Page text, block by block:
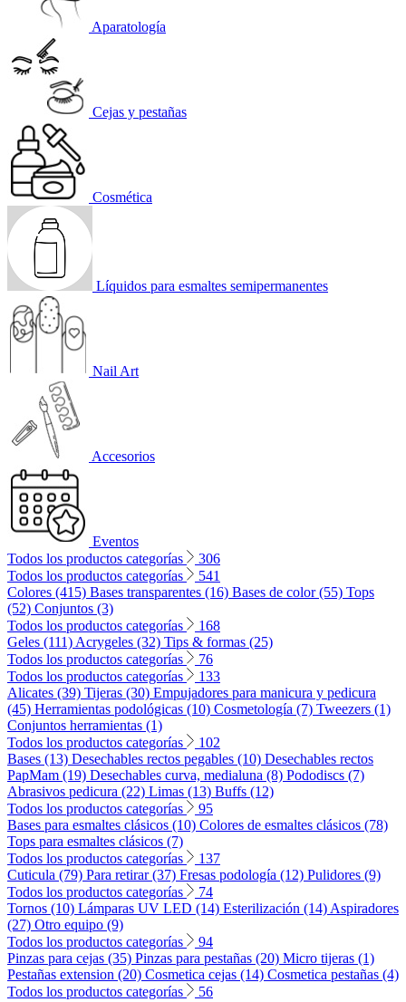
Aparatología
Cejas y pestañas
Cosmética
Líquidos para esmaltes semipermanentes
Nail Art
Accesorios
Eventos
Todos los productos categorías
306
Todos los productos categorías
541
Colores (415) Bases transparentes (16) Bases de color (55) Tops
(52) Conjuntos (3)
Todos los productos categorías
168
Geles (111) Acrygeles (32) Tips & formas (25)
Todos los productos categorías
76
Todos los productos categorías
133
Alicates (39) Tijeras (30) Empujadores para manicura y pedicura
(45) Herramientas podológicas (10) Cosmetología (7) Tweezers (1)
Conjuntos herramientas (1)
Todos los productos categorías
102
Bases (13) Desechables rectos pegables (10) Desechables rectos
PapMam (19) Desechables curva, medialuna (8) Pododiscs (7)
Abrasivos pedicura (22) Limas (13) Buffs (12)
Todos los productos categorías
95
Bases para esmaltes clásicos (10) Colores de esmaltes clásicos (78)
Tops para esmaltes clásicos (7)
Todos los productos categorías
137
Cuticula (79) Para retirar (37) Fresas podología (12) Pulidores (9)
Todos los productos categorías
74
Tornos (10) Lámparas UV LED (14) Esterilización (14) Aspiradores
(27) Otro equipo (9)
Todos los productos categorías
94
Pinzas para cejas (35) Pinzas para pestañas (20) Micro tijeras (1)
Pestañas extension (20) Cosmetica cejas (14) Cosmetica pestañas (4)
Todos los productos categorías
56